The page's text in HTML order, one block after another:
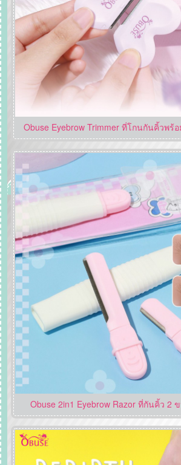
Obuse Eyebrow Trimmer ที่โกนกันคิ้วพร้
Obuse 2in1 Eyebrow Razor ที่กันคิ้ว 2